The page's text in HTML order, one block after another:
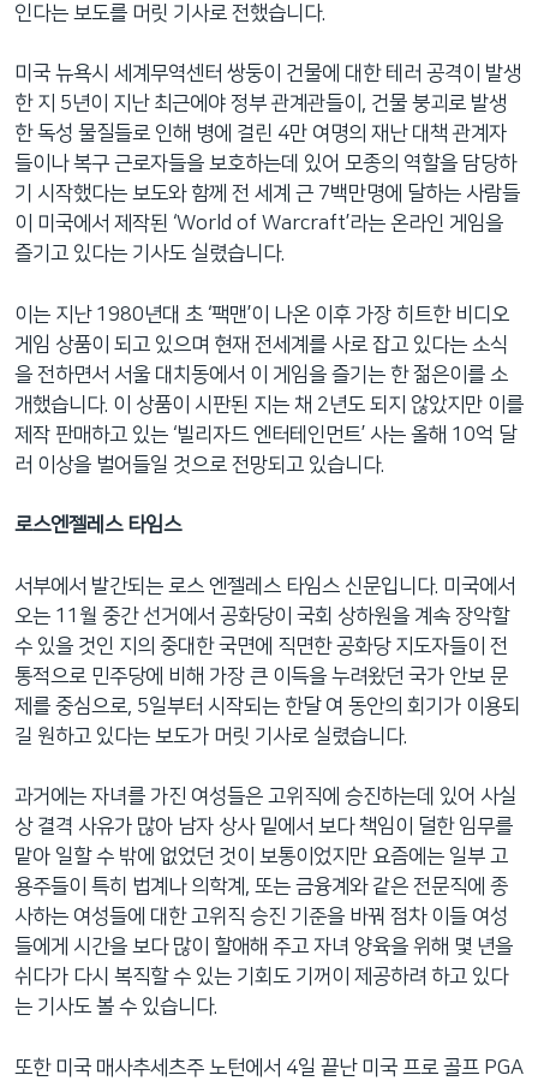
인다는 보도를 머릿 기사로 전했습니다.
미국 뉴욕시 세계무역센터 쌍둥이 건물에 대한 테러 공격이 발생
한 지 5년이 지난 최근에야 정부 관계관들이, 건물 붕괴로 발생
한 독성 물질들로 인해 병에 걸린 4만 여명의 재난 대책 관계자
들이나 복구 근로자들을 보호하는데 있어 모종의 역할을 담당하
기 시작했다는 보도와 함께 전 세계 근 7백만명에 달하는 사람들
이 미국에서 제작된 ‘World of Warcraft’라는 온라인 게임을
즐기고 있다는 기사도 실렸습니다.
이는 지난 1980년대 초 ‘팩맨’이 나온 이후 가장 히트한 비디오
게임 상품이 되고 있으며 현재 전세계를 사로 잡고 있다는 소식
을 전하면서 서울 대치동에서 이 게임을 즐기는 한 젊은이를 소
개했습니다. 이 상품이 시판된 지는 채 2년도 되지 않았지만 이를
제작 판매하고 있는 ‘빌리자드 엔터테인먼트’ 사는 올해 10억 달
러 이상을 벌어들일 것으로 전망되고 있습니다.
로스엔젤레스 타임스
서부에서 발간되는 로스 엔젤레스 타임스 신문입니다. 미국에서
오는 11월 중간 선거에서 공화당이 국회 상하원을 계속 장악할
수 있을 것인 지의 중대한 국면에 직면한 공화당 지도자들이 전
통적으로 민주당에 비해 가장 큰 이득을 누려왔던 국가 안보 문
제를 중심으로, 5일부터 시작되는 한달 여 동안의 회기가 이용되
길 원하고 있다는 보도가 머릿 기사로 실렸습니다.
과거에는 자녀를 가진 여성들은 고위직에 승진하는데 있어 사실
상 결격 사유가 많아 남자 상사 밑에서 보다 책임이 덜한 임무를
맡아 일할 수 밖에 없었던 것이 보통이었지만 요즘에는 일부 고
용주들이 특히 법계나 의학계, 또는 금융계와 같은 전문직에 종
사하는 여성들에 대한 고위직 승진 기준을 바꿔 점차 이들 여성
들에게 시간을 보다 많이 할애해 주고 자녀 양육을 위해 몇 년을
쉬다가 다시 복직할 수 있는 기회도 기꺼이 제공하려 하고 있다
는 기사도 볼 수 있습니다.
또한 미국 매사추세츠주 노턴에서 4일 끝난 미국 프로 골프 PGA